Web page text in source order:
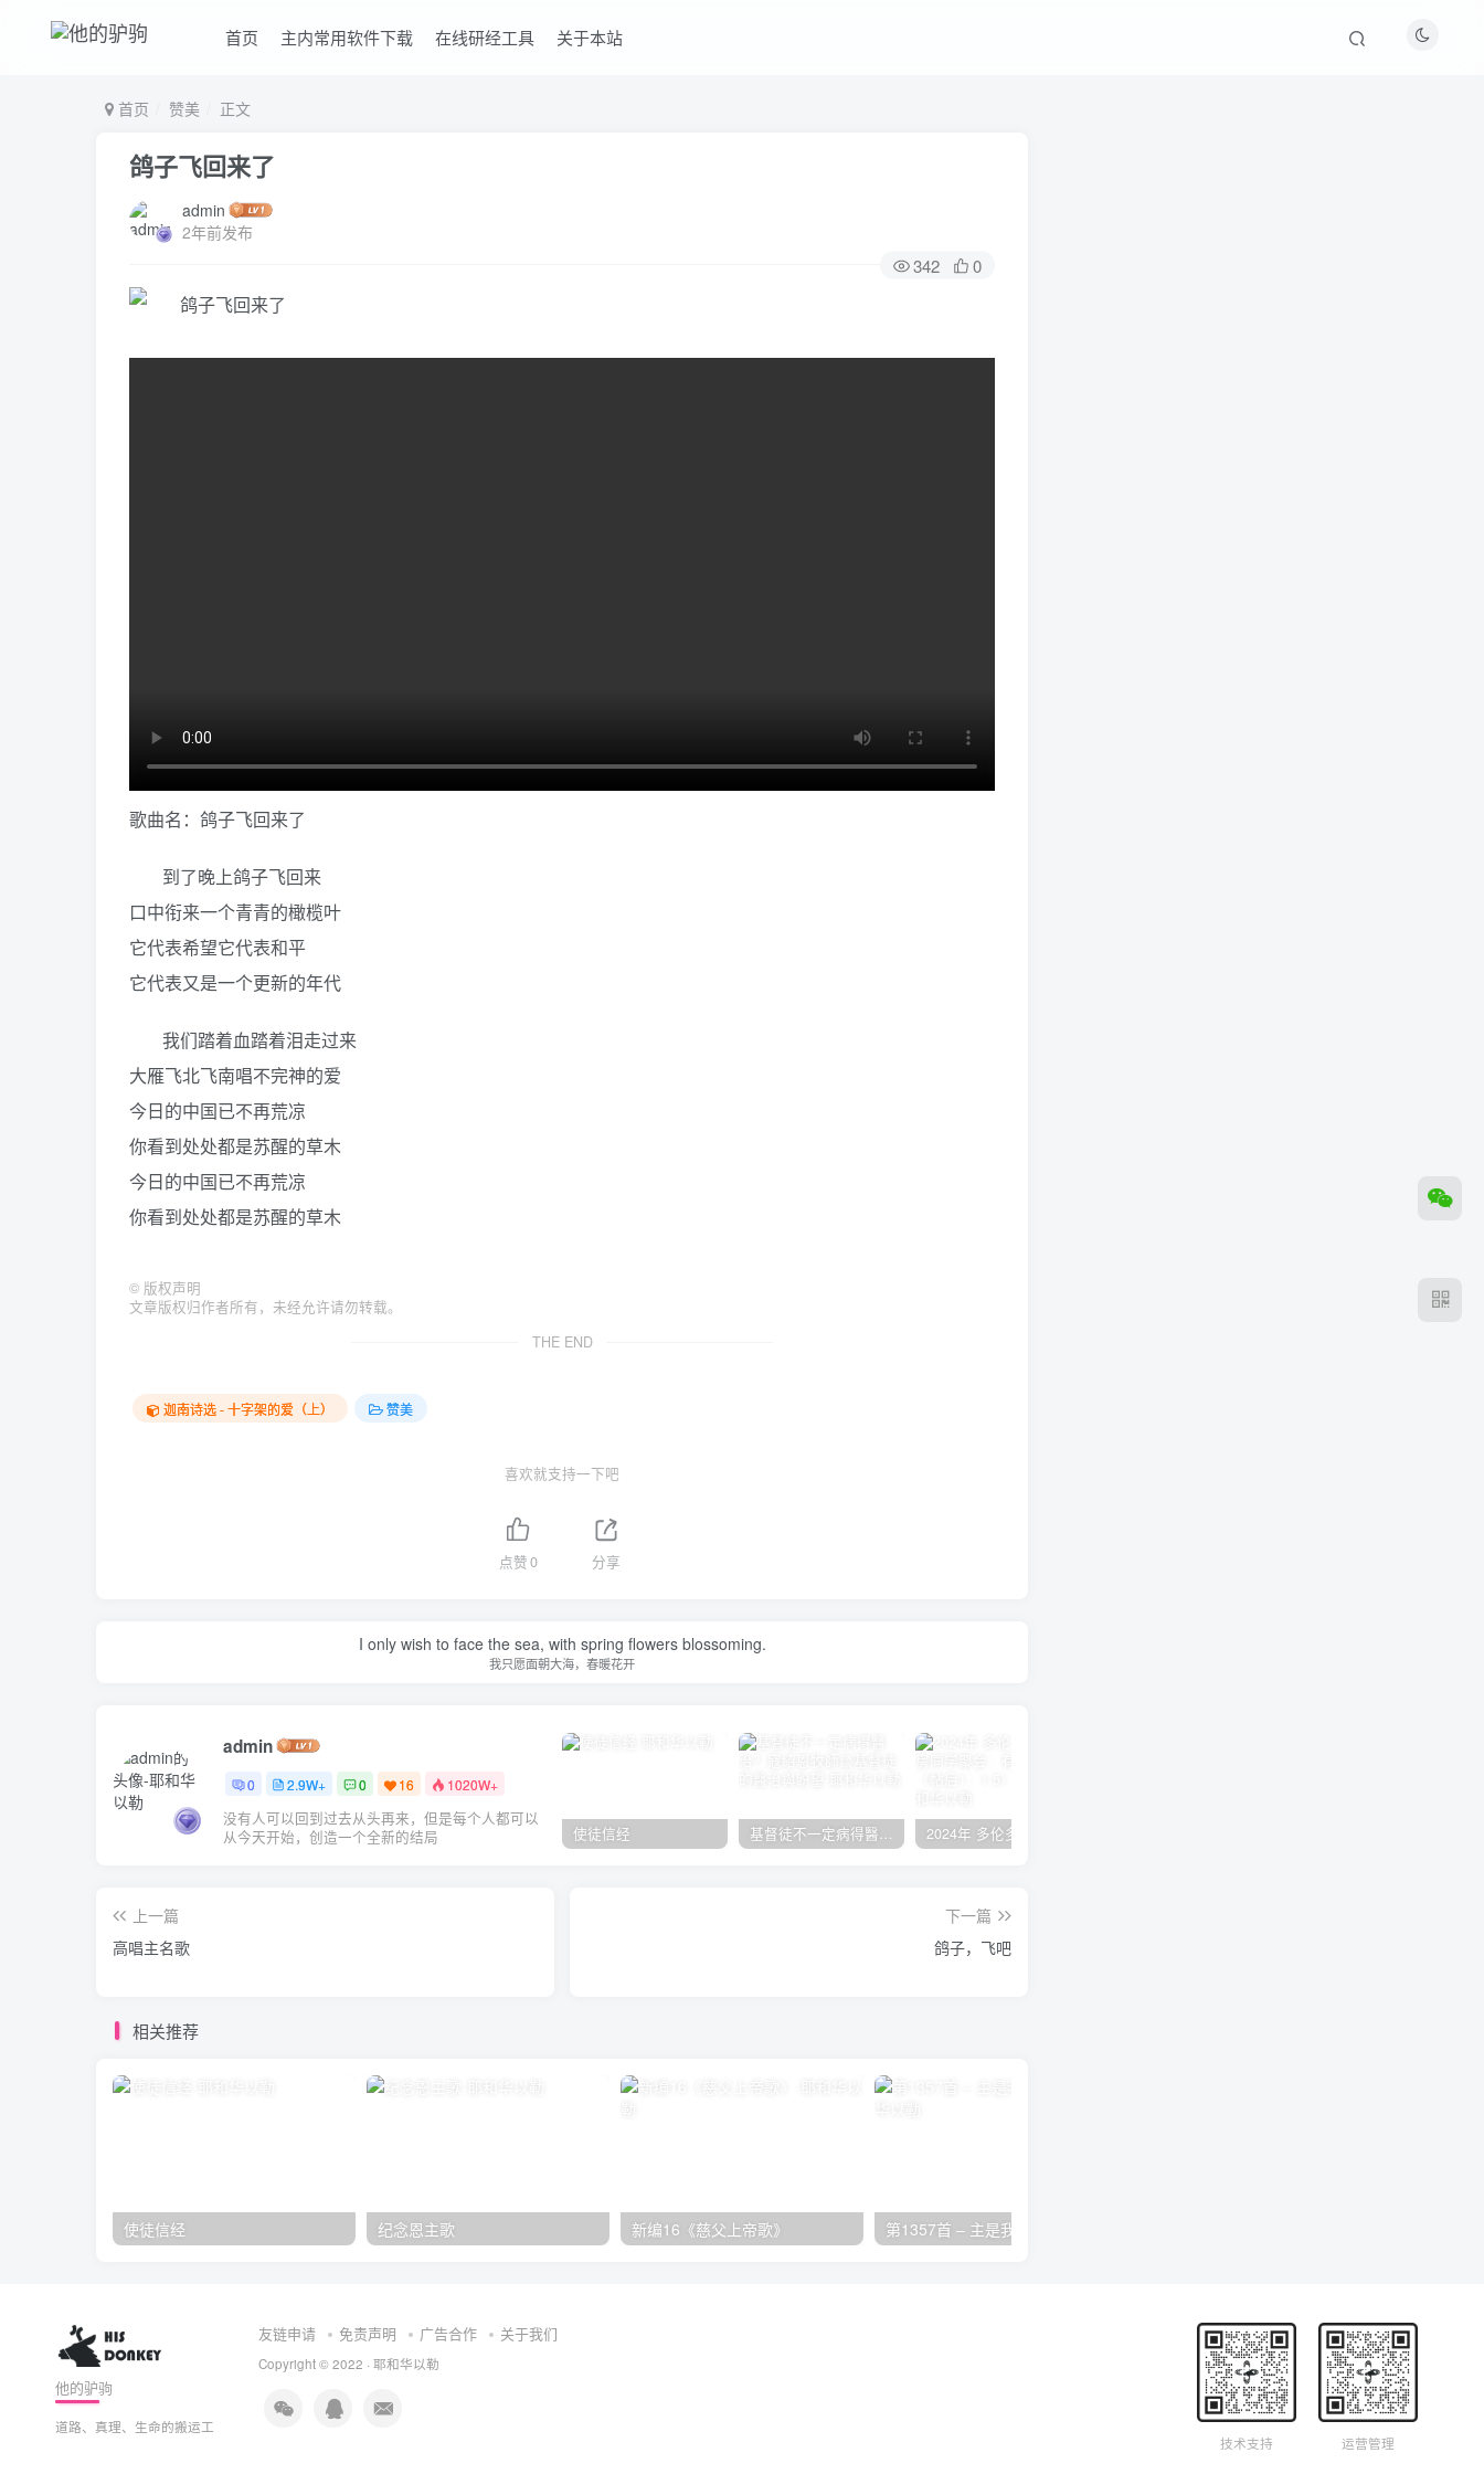
首页 主内常用软件下载 在线研经工具 关于本站
首页 赞美 正文
鸽子飞回来了
admin
2年前发布
342 0
歌曲名：鸽子飞回来了
到了晚上鸽子飞回来
口中衔来一个青青的橄榄叶
它代表希望它代表和平
它代表又是一个更新的年代
我们踏着血踏着泪走过来
大雁飞北飞南唱不完神的爱
今日的中国已不再荒凉
你看到处处都是苏醒的草木
今日的中国已不再荒凉
你看到处处都是苏醒的草木
© 版权声明
文章版权归作者所有，未经允许请勿转载。
THE END
迦南诗选 - 十字架的爱（上） 赞美
喜欢就支持一下吧
点赞0 分享
I only wish to face the sea, with spring flowers blossoming.
我只愿面朝大海，春暖花开
admin
0 2.9W+ 0 16 1020W+
没有人可以回到过去从头再来，但是每个人都可以
从今天开始，创造一个全新的结局
使徒信经
上一篇
高唱主名歌
下一篇
鸽子，飞吧
相关推荐
使徒信经 纪念恩主歌 新编16《慈父上帝歌》 第1357首 – 主是我的力量
他的驴驹
道路、真理、生命的搬运工
友链申请 免责声明 广告合作 关于我们
Copyright © 2022 · 耶和华以勒
技术支持 运营管理